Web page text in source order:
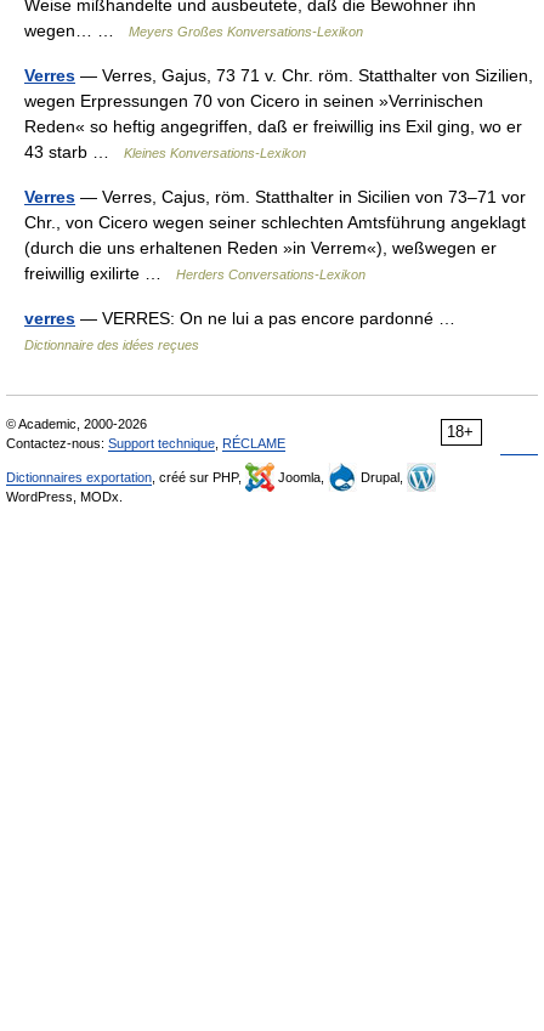
Weise mißhandelte und ausbeutete, daß die Bewohner ihn
wegen… …
Meyers Großes Konversations-Lexikon
Verres — Verres, Gajus, 73 71 v. Chr. röm. Statthalter von Sizilien,
wegen Erpressungen 70 von Cicero in seinen »Verrinischen
Reden« so heftig angegriffen, daß er freiwillig ins Exil ging, wo er
43 starb …
Kleines Konversations-Lexikon
Verres — Verres, Cajus, röm. Statthalter in Sicilien von 73–71 vor
Chr., von Cicero wegen seiner schlechten Amtsführung angeklagt
(durch die uns erhaltenen Reden »in Verrem«), weßwegen er
freiwillig exilirte …
Herders Conversations-Lexikon
verres — VERRES: On ne lui a pas encore pardonné …
Dictionnaire des idées reçues
18+
© Academic, 2000-2026
Contactez-nous: Support technique RÉCLAME
Dictionnaires exportation , créé sur PHP, Joomla,
Drupal,
WordPress, MODx.